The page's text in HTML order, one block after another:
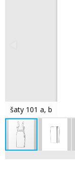
šaty 101 a, b